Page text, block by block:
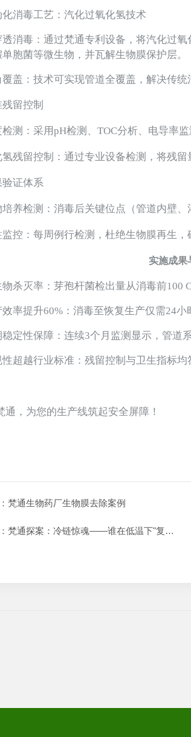
化消毒工艺：汽化过氧化氢技术
透消毒：通过梵通专利设备，将汽化过
胞菌等微生物，并瓦解生物膜保护层。
覆盖：技术可实现管道全覆盖，解决传统
留控制
检测：采用pH检测、TOC分析、电导率
残留控制：通过专业设备检测，将残留
验证体系
养检测：消毒后关键位点（管道内壁、
控：每周例行检测，杜绝生物膜再生，
实施成果
物杀灭率：芽孢杆菌检出量从消毒前100
效率提升60%：消毒至恢复生产仅需24小
稳定性保障：连续3个月监测显示，管道
性超越行业标准：残留控制与卫生指标均
通，为您的生产线筑起安全屏障！
梵通生物药厂生物膜去除案例
梵通探案：冷链惊魂——谁在低温下"复活"了李斯特菌？